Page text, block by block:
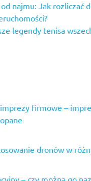
najmu: Jak rozliczać
legendy tenisa
firmowe –
dronów w